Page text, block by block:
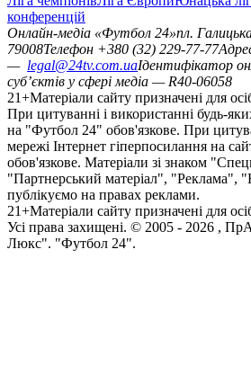
конференцій
Онлайн-медіа «Футбол 24»пл.
79008Телефон +380 (32) 229-77-77
— legal@24tv.com.uaІдентифікатор
суб’єктів у сфері медіа — R40-06058
21+Матеріали сайту призначені для
При цитуванні і використанні будь-
на "Футбол 24" обов'язкове. При
мережі Інтернет гіперпосилання на
обов'язкове. Матеріали зі знаком
"Партнерський матеріал", "Реклама",
публікуємо на правах реклами.
21+Матеріали сайту призначені для
Усi права захищенi. © 2005 - 2026 ,
Люкс". "Футбол 24".